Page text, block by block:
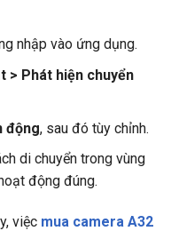
nhập vào ứng dụng.
> Phát hiện chuyển
động, sau đó tùy chỉnh.
di chuyển trong vùng
động đúng.
việc mua camera A32